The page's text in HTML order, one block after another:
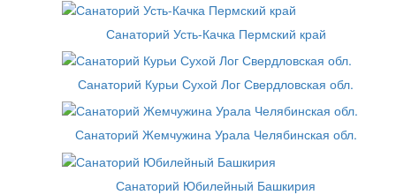
Санаторий Усть-Качка Пермский край
Санаторий Курьи Сухой Лог Свердловская обл.
Санаторий Жемчужина Урала Челябинская обл.
Санаторий Юбилейный Башкирия